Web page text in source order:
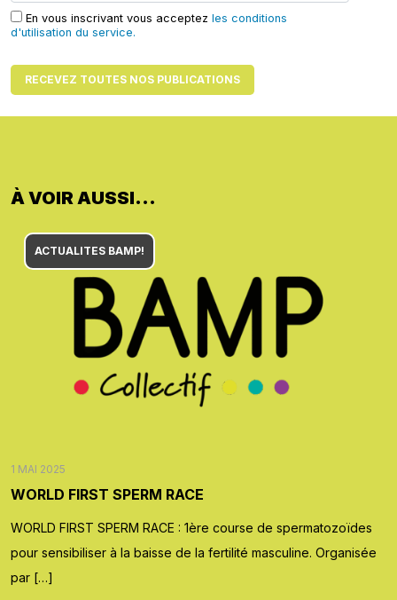
En vous inscrivant vous acceptez les conditions
d'utilisation du service.
À VOIR AUSSI...
ACTUALITES BAMP!
1 MAI 2025
WORLD FIRST SPERM RACE
WORLD FIRST SPERM RACE : 1ère course de spermatozoïdes
pour sensibiliser à la baisse de la fertilité masculine. Organisée
par […]